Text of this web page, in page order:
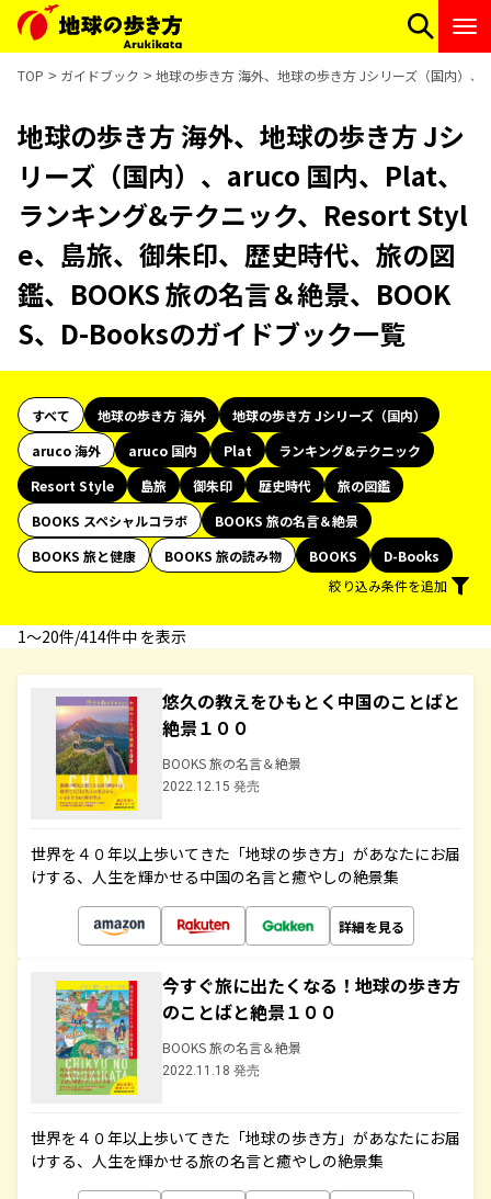
TOP ガイドブック 地球の歩き方 海外、地球の歩き方 Jシリーズ（国内）
地球の歩き方 海外、地球の歩き方 Jシ
リーズ（国内）、aruco 国内、Plat、
ランキング&テクニック、Resort Styl
e、島旅、御朱印、歴史時代、旅の図
鑑、BOOKS 旅の名言＆絶景、BOOK
S、D-Booksのガイドブック一覧
すべて 地球の歩き方 海外
地球の歩き方 Jシリーズ（国内）
aruco 海外
aruco 国内 Plat
ランキング&テクニック
Resort Style
島旅 御朱印 歴史時代
旅の図鑑
BOOKS スペシャルコラボ
BOOKS 旅の名言＆絶景
BOOKS 旅と健康
BOOKS 旅の読み物 BOOKS
D-Books
絞り込み条件を追加
1〜20件/414件中 を表示
悠久の教えをひもとく中国のことばと
絶景１００
BOOKS 旅の名言＆絶景
2022.12.15 発売
世界を４０年以上歩いてきた「地球の歩き方」があなたにお届
けする、人生を輝かせる中国の名言と癒やしの絶景集
詳細を見る
今すぐ旅に出たくなる！地球の歩き方
のことばと絶景１００
BOOKS 旅の名言＆絶景
2022.11.18 発売
世界を４０年以上歩いてきた「地球の歩き方」があなたにお届
けする、人生を輝かせる旅の名言と癒やしの絶景集